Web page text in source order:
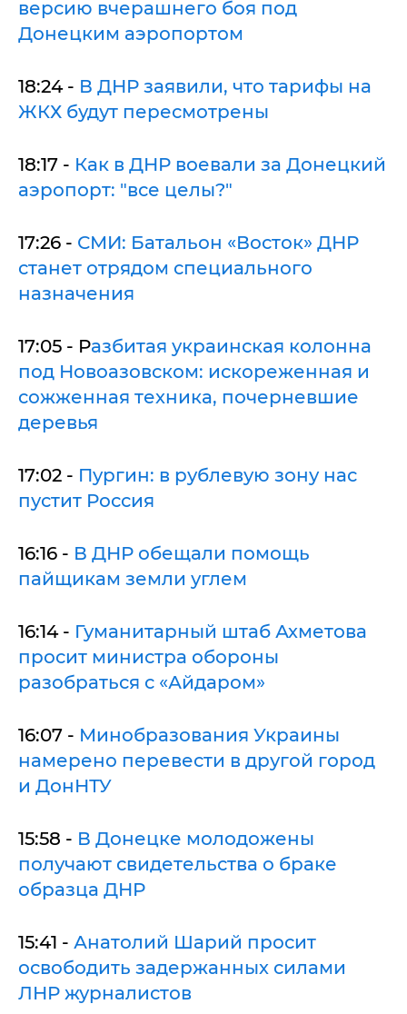
версию вчерашнего боя под
Донецким аэропортом
18:24 - В ДНР заявили, что тарифы на
ЖКХ будут пересмотрены
18:17 - Как в ДНР воевали за Донецкий
аэропорт: "все целы?"
17:26 - СМИ: Батальон «Восток» ДНР
станет отрядом специального
назначения
17:05 - Разбитая украинская колонна
под Новоазовском: искореженная и
сожженная техника, почерневшие
деревья
17:02 - Пургин: в рублевую зону нас
пустит Россия
16:16 - В ДНР обещали помощь
пайщикам земли углем
16:14 - Гуманитарный штаб Ахметова
просит министра обороны
разобраться с «Айдаром»
16:07 - Минобразования Украины
намерено перевести в другой город
и ДонНТУ
15:58 - В Донецке молодожены
получают свидетельства о браке
образца ДНР
15:41 - Анатолий Шарий просит
освободить задержанных силами
ЛНР журналистов